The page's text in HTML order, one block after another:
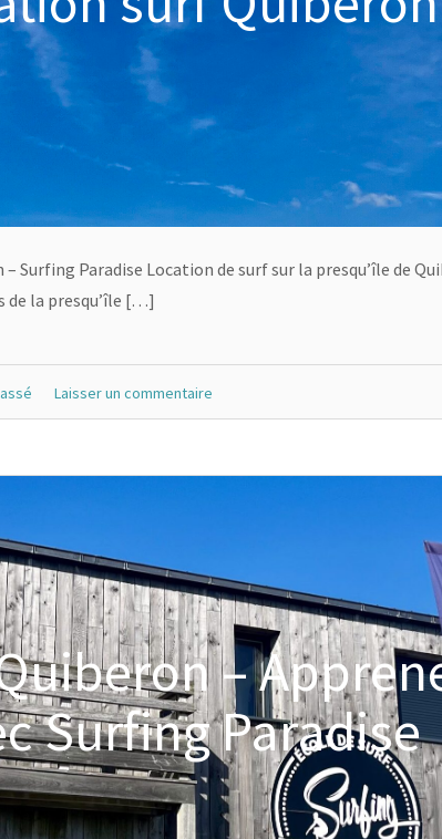
Surfing Paradise Location de surf sur la presqu’île de
de la presqu’île […]
Laisser un commentaire
–
Surfing Paradise